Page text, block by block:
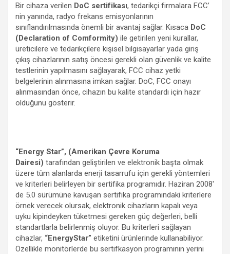
Bir cihaza verilen DoC sertifikası, tedarikçi firmalara FCC’
nin yanında, radyo frekans emisyonlarının
sınıflandırılmasında önemli bir avantaj sağlar. Kısaca DoC
(Declaration of Comformity) ile getirilen yeni kurallar,
üreticilere ve tedarikçilere kişisel bilgisayarlar yada giriş
çıkış cihazlarının satış öncesi gerekli olan güvenlik ve kalite
testlerinin yapılmasını sağlayarak, FCC cihaz yetki
belgelerinin alınmasına imkan sağlar. DoC, FCC onayı
alınmasından önce, cihazın bu kalite standardı için hazır
olduğunu gösterir.
“Energy Star”, (Amerikan Çevre Koruma
Dairesi) tarafından geliştirilen ve elektronik başta olmak
üzere tüm alanlarda enerji tasarrufu için gerekli yöntemleri
ve kriterleri belirleyen bir sertifika programıdır. Haziran 2008′
de 5.0 sürümüne kavuşan sertifika programındaki kriterlere
örnek verecek olursak, elektronik cihazların kapalı veya
uyku kipindeyken tüketmesi gereken güç değerleri, belli
standartlarla belirlenmiş oluyor. Bu kriterleri sağlayan
cihazlar, “EnergyStar” etiketini ürünlerinde kullanabiliyor.
Özellikle monitörlerde bu sertifkasyon programının yerini